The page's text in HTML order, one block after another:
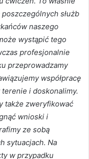
służb
naszego
wystąpić tego
profesjonalnie
przeprowadzamy
współpracę
i doskonalimy.
także zweryfikować
wnioski i
ze sobą
sytuacjach. Na
w przypadku